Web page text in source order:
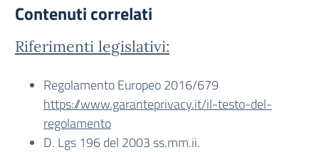
Contenuti correlati
Riferimenti legislativi:
Regolamento Europeo 2016/679
https://www.garanteprivacy.it/il-testo-del-
regolamento
D. Lgs 196 del 2003 ss.mm.ii.